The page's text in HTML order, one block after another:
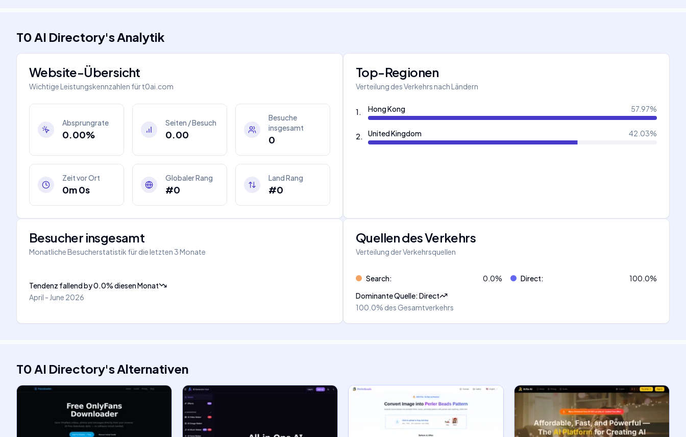
T0 AI Directory'sAnalytik
Website-Übersicht
Wichtige Leistungskennzahlen fürt0ai.com
Absprungrate
0.00%
Seiten / Besuch
0.00
Besuche
insgesamt
0
Zeit vor Ort
0m 0s
Globaler Rang
#0
Land Rang
#0
Top-Regionen
Verteilung des Verkehrs nach Ländern
1. Hong Kong 57.97%
2. United Kingdom 42.03%
Besucher insgesamt
Monatliche Besucherstatistik für die letzten 3 Monate
Tendenz fallendby0.0%diesen Monat
April - June 2026
Quellen des Verkehrs
Verteilung der Verkehrsquellen
Search: 0.0% Direct: 100.0%
Dominante Quelle:Direct
100.0% des Gesamtverkehrs
T0 AI Directory'sAlternativen